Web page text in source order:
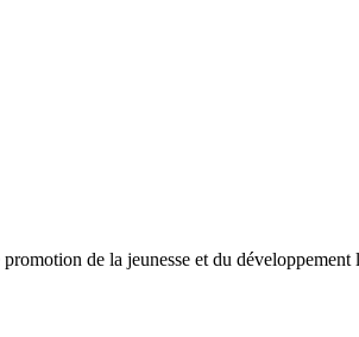
de la jeunesse et du développement